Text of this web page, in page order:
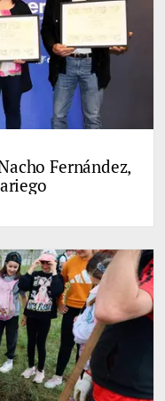
Fernández,